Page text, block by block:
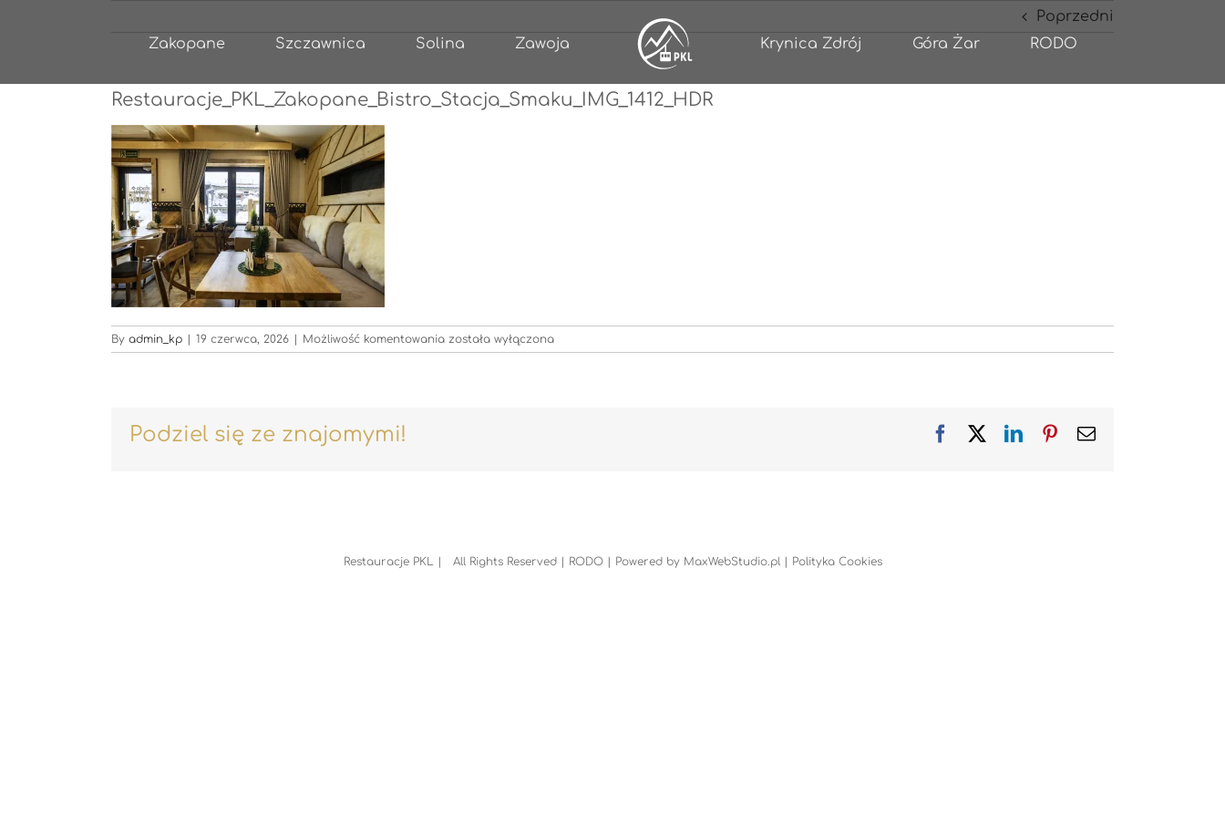
Zakopane Szczawnica Solina Zawoja Krynica Zdrój Góra Żar RODO
Poprzedni
Restauracje_PKL_Zakopane_Bistro_Stacja_Smaku_IMG_1412_HDR
By admin_kp | 19 czerwca, 2026 | Możliwość komentowania Restauracje_PKL_Zakopane_Bistro_Stacja_Smaku_IMG_1412_HDR
została wyłączona
Podziel się ze znajomymi! FacebookLinkedInPinterest
Email
Restauracje PKL | All Rights Reserved | RODO| Powered by MaxWebStudio.pl | Polityka Cookies